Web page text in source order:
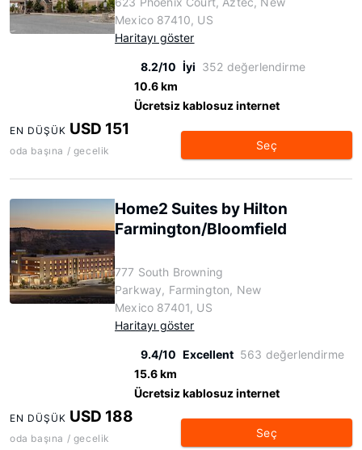
Mexico 87410, US
Haritayı göster
8.2/10 İyi 352 değerlendirme
10.6 km
Ücretsiz kablosuz internet
EN DÜŞÜK USD 151
oda başına / gecelik Seç
Home2 Suites by Hilton
Farmington/Bloomfield
777 South Browning
Parkway, Farmington, New
Mexico 87401, US
Haritayı göster
9.4/10 Excellent 563 değerlendirme
15.6 km
Ücretsiz kablosuz internet
EN DÜŞÜK USD 188
oda başına / gecelik Seç